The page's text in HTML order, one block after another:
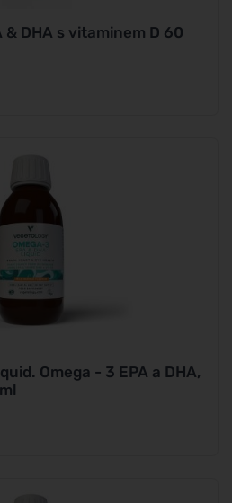
& DHA s vitaminem D 60
Omega - 3 EPA a DHA,